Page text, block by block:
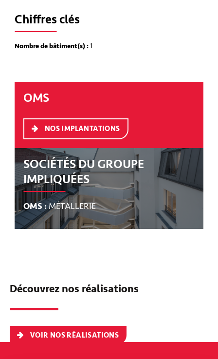
Chiffres clés
Nombre de bâtiment(s) :1
OMS
NOS IMPLANTATIONS
SOCIÉTÉS DU GROUPE
IMPLIQUÉES
OMS :MÉTALLERIE
Découvrez nos réalisations
VOIR NOS RÉALISATIONS